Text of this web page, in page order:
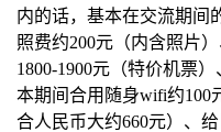
内的话，基本在交流期间
照费约200元（内含照片
1800-1900元（特价机票
本期间合用随身wifi约100
合人民币大约660元）、